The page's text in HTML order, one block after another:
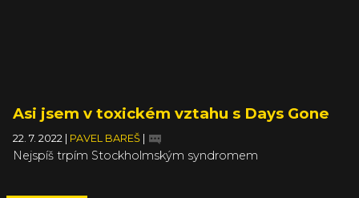
Asi jsem v toxickém vztahu s Days Gone
22. 7. 2022 PAVEL BAREŠ
Nejspíš trpím Stockholmským syndromem